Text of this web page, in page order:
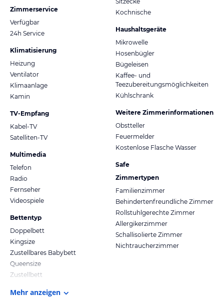
Zimmerservice
Verfügbar
24h Service
Klimatisierung
Heizung
Ventilator
Klimaanlage
Kamin
TV-Empfang
Kabel-TV
Satelliten-TV
Multimedia
Telefon
Radio
Fernseher
Videospiele
Bettentyp
Doppelbett
Kingsize
Zustellbares Babybett
Queensize
Zustellbett
Kochnische
Haushaltsgeräte
Mikrowelle
Hosenbügler
Bügeleisen
Kaffee- und
Teezubereitungsmöglichkeiten
Kühlschrank
Weitere Zimmerinformationen
Obstteller
Feuermelder
Kostenlose Flasche Wasser
Safe
Zimmertypen
Familienzimmer
Behindertenfreundliche Zimmer
Rollstuhlgerechte Zimmer
Allergikerzimmer
Schallisolierte Zimmer
Nichtraucherzimmer
Mehr anzeigen